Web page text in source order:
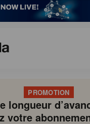
PROMOTION
longueur
votre